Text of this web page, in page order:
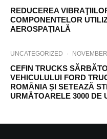
REDUCEREA
COMPONENTELOR
AEROSPAŢIALĂ
UNCATEGORIZED ·
CEFIN TRUCKS
VEHICULULUI FORD
ROMÂNIA ȘI SETEAZĂ
URMĂTOARELE 3000 DE